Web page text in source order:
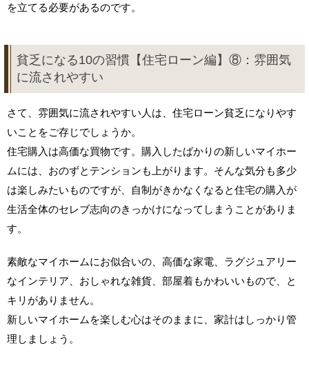
を立てる必要があるのです。
貧乏になる10の習慣【住宅ローン編】⑧：雰囲気
に流されやすい
さて、雰囲気に流されやすい人は、住宅ローン貧乏になりやす
いことをご存じでしょうか。
住宅購入は高価な買物です。購入したばかりの新しいマイホー
ムには、おのずとテンションも上がります。そんな気分も多少
は楽しみたいものですが、自制がきかなくなると住宅の購入が
生活全体のセレブ志向のきっかけになってしまうことがありま
す。
素敵なマイホームにお似合いの、高価な家電、ラグジュアリー
なインテリア、おしゃれな雑貨、部屋着もかわいいもので、と
キリがありません。
新しいマイホームを楽しむ心はそのままに、家計はしっかり管
理しましょう。